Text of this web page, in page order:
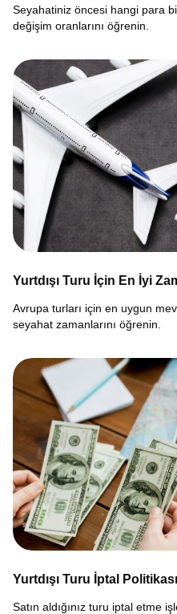
Seyahatiniz öncesi hangi para
değişim oranlarını öğrenin.
Yurtdışı Turu İçin En İyi
Avrupa turları için en uygun
seyahat zamanlarını öğrenin.
Yurtdışı Turu İptal
Satın aldığınız turu iptal etme